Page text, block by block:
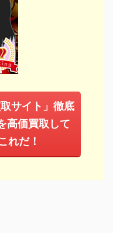
サイト」徹底
高価買取して
れだ！